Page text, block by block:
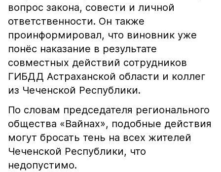
вопрос закона, совести и личной
ответственности. Он также
проинформировал, что виновник уже
понёс наказание в результате
совместных действий сотрудников
ГИБДД Астраханской области и коллег
из Чеченской Республики.
По словам председателя регионального
общества «Вайнах», подобные действия
могут бросать тень на всех жителей
Чеченской Республики, что
недопустимо.